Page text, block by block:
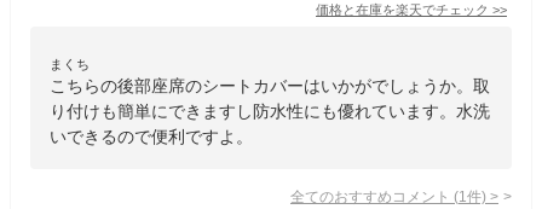
価格と在庫を楽天でチェック >>
まくち
こちらの後部座席のシートカバーはいかがでしょうか。取
り付けも簡単にできますし防水性にも優れています。水洗
いできるので便利ですよ。
全てのおすすめコメント (1 件) >